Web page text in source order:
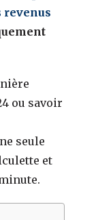
revenus
ou savoir
seule
et